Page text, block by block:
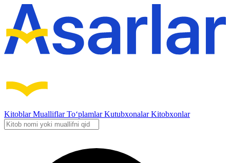
KitoblarMualliflarTo‘plamlarKutubxonalarKitobxonlar